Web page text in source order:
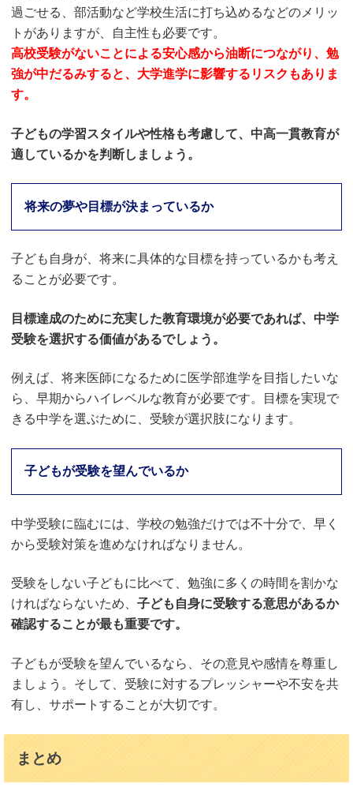
過ごせる、部活動など学校生活に打ち込めるなどのメリッ
トがありますが、自主性も必要です。
高校受験がないことによる安心感から油断につながり、勉
強が中だるみすると、大学進学に影響するリスクもありま
す。
子どもの学習スタイルや性格も考慮して、中高一貫教育が
適しているかを判断しましょう。
将来の夢や目標が決まっているか
子ども自身が、将来に具体的な目標を持っているかも考え
ることが必要です。
目標達成のために充実した教育環境が必要であれば、中学
受験を選択する価値があるでしょう。
例えば、将来医師になるために医学部進学を目指したいな
ら、早期からハイレベルな教育が必要です。目標を実現で
きる中学を選ぶために、受験が選択肢になります。
子どもが受験を望んでいるか
中学受験に臨むには、学校の勉強だけでは不十分で、早く
から受験対策を進めなければなりません。
受験をしない子どもに比べて、勉強に多くの時間を割かな
ければならないため、子ども自身に受験する意思があるか
確認することが最も重要です。
子どもが受験を望んでいるなら、その意見や感情を尊重し
ましょう。そして、受験に対するプレッシャーや不安を共
有し、サポートすることが大切です。
まとめ